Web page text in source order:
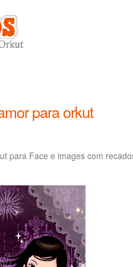
para orkut
para Face e images com